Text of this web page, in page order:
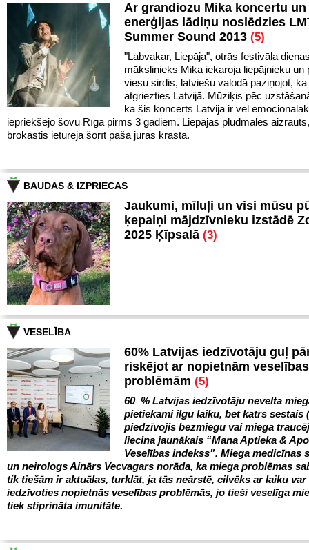
Ar grandiozu Mika koncertu
enerģijas lādiņu noslēdzies
Summer Sound 2013 (5)
"Labvakar, Liepāja", otrās festivāla
mākslinieks Mika iekaroja liepājnieku un
viesu sirdis, latviešu valodā paziņojot,
atgriezties Latvijā. Mūziķis pēc
ka šis koncerts Latvijā ir vēl
iepriekšējo šovu Rīgā pirms 3 gadiem. Liepājas pludmales
brokastis ieturēja šorīt pašā jūras krastā.
BAUDAS & IZPRIECAS
Jaukumi, mīluļi un visi mūsu
ķepaiņi mājdzīvnieku izstādē
2025 Ķīpsalā (3)
VESELĪBA
60% Latvijas iedzīvotāju guļ
riskējot ar nopietnām veselības
problēmām (5)
60 % Latvijas iedzīvotāju nevelta
pietiekami ilgu laiku, bet katrs sestais
piedzīvojis bezmiegu vai miega
liecina jaunākais “Mana Aptieka &
Veselības indekss”. Miega medicīnas
un neirologs Ainārs Vecvagars norāda, ka miega problēmas
tik tiešām ir aktuālas, turklāt, ja tās neārstē, cilvēks ar laiku var
iedzīvoties nopietnās veselības problēmās, jo tieši veselīga
tiek stiprināta imunitāte.